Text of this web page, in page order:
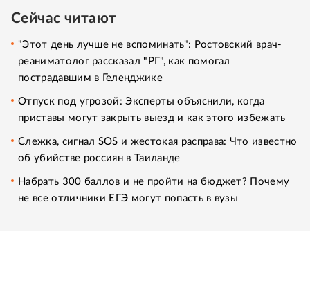
Сейчас читают
"Этот день лучше не вспоминать": Ростовский врач-
реаниматолог рассказал "РГ", как помогал
пострадавшим в Геленджике
Отпуск под угрозой: Эксперты объяснили, когда
приставы могут закрыть выезд и как этого избежать
Слежка, сигнал SOS и жестокая расправа: Что известно
об убийстве россиян в Таиланде
Набрать 300 баллов и не пройти на бюджет? Почему
не все отличники ЕГЭ могут попасть в вузы